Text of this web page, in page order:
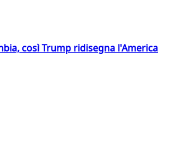
così Trump ridisegna l'America